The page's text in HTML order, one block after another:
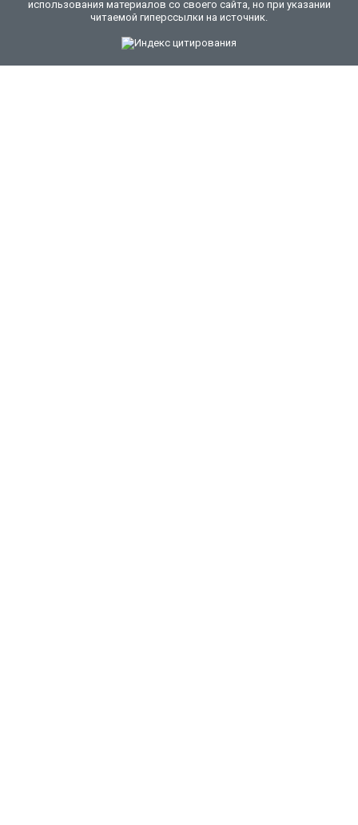
использования материалов со своего сайта, но при указании
читаемой гиперссылки на источник.